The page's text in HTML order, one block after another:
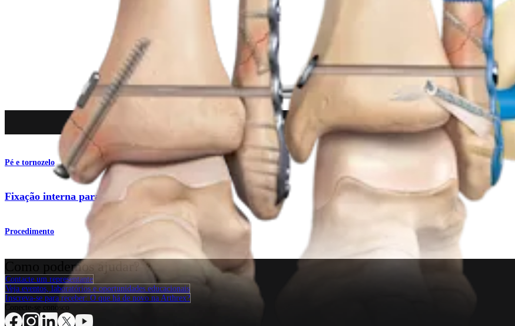
Pé e tornozelo
Fixação interna para fratura do tornozelo
Procedimento
Como podemos ajudar?
Contacte um representante
Veja eventos, laboratórios e oportunidades educacionais
Inscreva-se para receber: O que há de novo na Arthrex?
Conecte-se conosco